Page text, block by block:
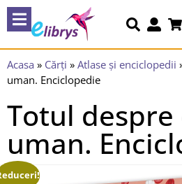
Acasa » Cărți » Atlase și enciclopedii
uman. Enciclopedie
Totul
uman.